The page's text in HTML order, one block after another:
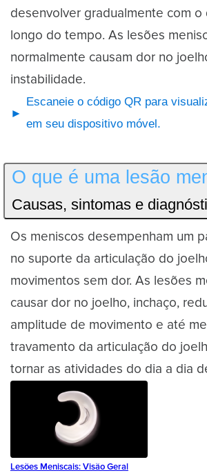
desenvolver gradualmente com o
longo do tempo. As lesões
normalmente causam dor no
instabilidade.
Escaneie o código QR para
em seu dispositivo móvel.
O que é uma lesão
Causas, sintomas e
Os meniscos desempenham um
no suporte da articulação do
movimentos sem dor. As lesões
causar dor no joelho, inchaço,
amplitude de movimento e até
travamento da articulação do
tornar as atividades do dia a dia
Lesões Meniscais: Visão Geral